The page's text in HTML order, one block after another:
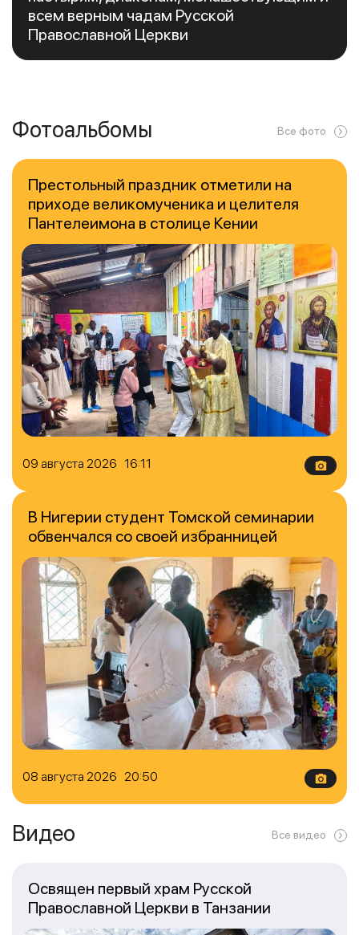
всем верным чадам Русской
Православной Церкви
Фотоальбомы Все фото
09 августа 2026 16:11
Престольный праздник отметили на
приходе великомученика и целителя
Пантелеимона в столице Кении
08 августа 2026 20:50
В Нигерии студент Томской семинарии
обвенчался со своей избранницей
Видео Все видео
Освящен первый храм Русской
Православной Церкви в Танзании